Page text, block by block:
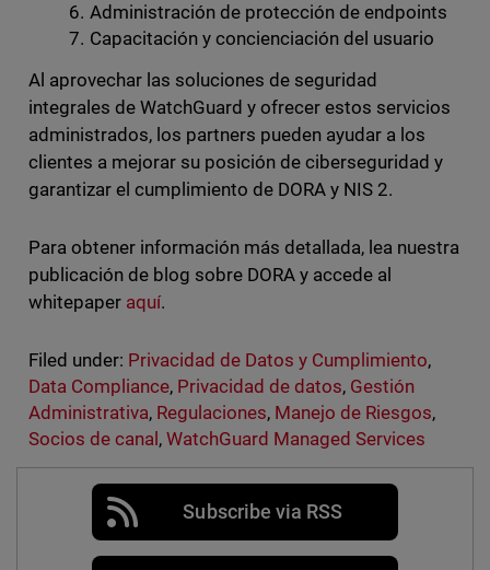
Administración de protección de endpoints
Capacitación y concienciación del usuario
Al aprovechar las soluciones de seguridad
integrales de WatchGuard y ofrecer estos servicios
administrados, los partners pueden ayudar a los
clientes a mejorar su posición de ciberseguridad y
garantizar el cumplimiento de DORA y NIS 2.
Para obtener información más detallada, lea nuestra
publicación de blog sobre DORA y accede al
whitepaper aquí.
Filed under: Privacidad de Datos y Cumplimiento,
Data Compliance, Privacidad de datos, Gestión
Administrativa, Regulaciones, Manejo de Riesgos,
Socios de canal , WatchGuard Managed Services
Subscribe via RSS